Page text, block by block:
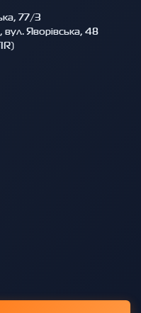
77/3
вул. Яворівська, 48